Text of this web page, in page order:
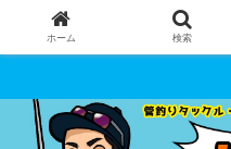
ホーム 検索